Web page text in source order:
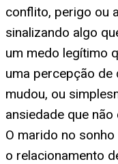
conflito, perigo ou
sinalizando algo
um medo legítimo
uma percepção de
mudou, ou
ansiedade que
O marido no
o relacionamento